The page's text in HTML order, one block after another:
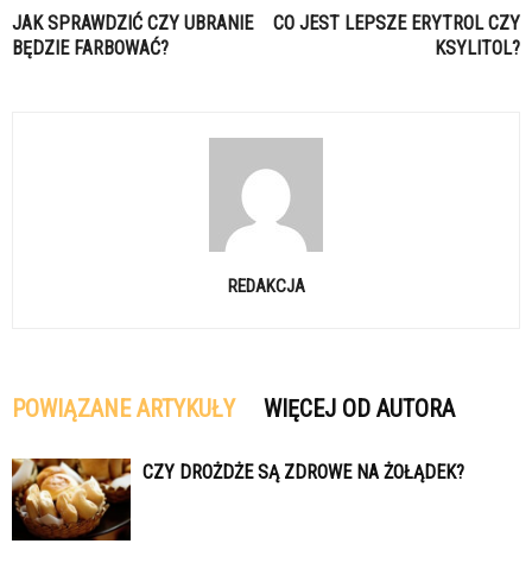
JAK SPRAWDZIĆ CZY UBRANIE
BĘDZIE FARBOWAĆ?
CO JEST LEPSZE ERYTROL CZY
KSYLITOL?
REDAKCJA
POWIĄZANE ARTYKUŁY WIĘCEJ OD AUTORA
CZY DROŻDŻE SĄ ZDROWE NA ŻOŁĄDEK?